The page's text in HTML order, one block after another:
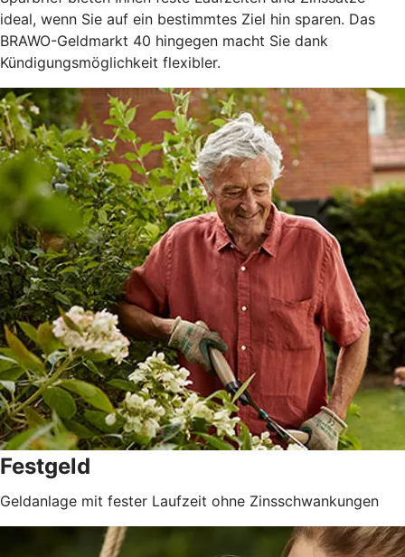
ideal, wenn Sie auf ein bestimmtes Ziel hin sparen. Das
BRAWO-Geldmarkt 40 hingegen macht Sie dank
Kündigungsmöglichkeit flexibler.
Festgeld
Geldanlage mit fester Laufzeit ohne Zinsschwankungen